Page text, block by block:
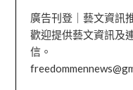
廣告刊登｜藝文資訊
歡迎提供藝文資訊及
信。